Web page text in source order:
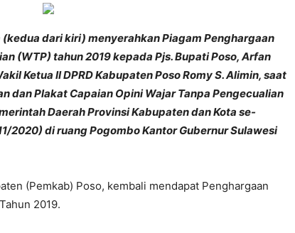
dari kiri) menyerahkan Piagam Penghargaan
(WTP) tahun 2019 kepada Pjs. Bupati Poso, Arfan
Ketua II DPRD Kabupaten Poso Romy S. Alimin, saat
dan Plakat Capaian Opini Wajar Tanpa Pengecualian
Daerah Provinsi Kabupaten dan Kota se-
2020) di ruang Pogombo Kantor Gubernur Sulawesi
(Pemkab) Poso, kembali mendapat Penghargaan
2019.